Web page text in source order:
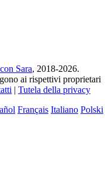
Sara, 2018-2026.
ai rispettivi proprietari
Tutela della privacy
Français Italiano Polski